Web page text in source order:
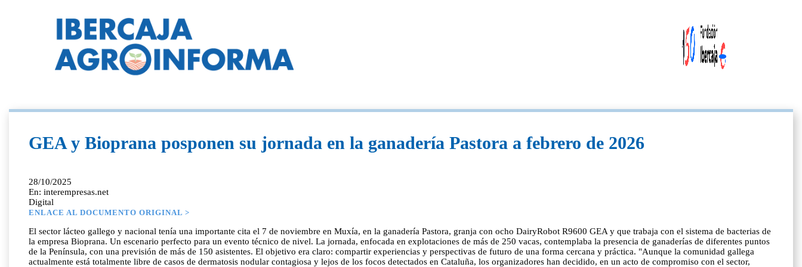
GEA y Bioprana posponen su jornada en la ganadería Pastora a febrero de 2026
28/10/2025
En: interempresas.net
Digital
ENLACE AL DOCUMENTO ORIGINAL >
El sector lácteo gallego y nacional tenía una importante cita el 7 de noviembre en Muxía, en la ganadería Pastora, granja con ocho DairyRobot R9600 GEA y que trabaja con el sistema de bacterias de
la empresa Bioprana. Un escenario perfecto para un evento técnico de nivel. La jornada, enfocada en explotaciones de más de 250 vacas, contemplaba la presencia de ganaderías de diferentes puntos
de la Península, con una previsión de más de 150 asistentes. El objetivo era claro: compartir experiencias y perspectivas de futuro de una forma cercana y práctica. "Aunque la comunidad gallega
actualmente está totalmente libre de casos de dermatosis nodular contagiosa y lejos de los focos detectados en Cataluña, los organizadores han decidido, en un acto de compromiso con el sector,